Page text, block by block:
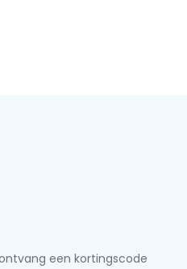
een kortingscode